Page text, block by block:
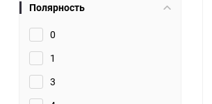
Полярность
0
1
3